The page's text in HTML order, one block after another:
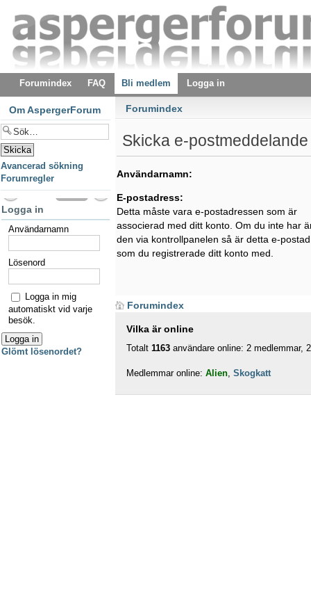
Forumindex FAQ Bli medlem Logga in
Forumindex
Skicka e-
Användarnamn:
E-postadress:
Detta måste vara e-postadressen som är
associerad med ditt konto. Om du inte har
den via kontrollpanelen så är detta e-
som du registrerade ditt konto med.
Forumindex
Vilka är online
Totalt 1163 användare online: 2 medlemmar,
Medlemmar online: Alien, Skogkatt
Om AspergerForum
Avancerad sökning
Forumregler
Logga in
Användarnamn
Lösenord
Logga in mig
automatiskt vid varje
besök.
Glömt lösenordet?